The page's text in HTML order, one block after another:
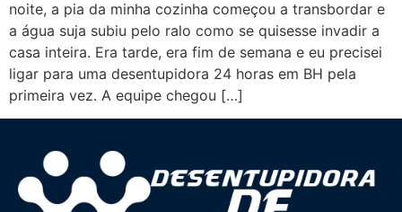
noite, a pia da minha cozinha começou a transbordar e
a água suja subiu pelo ralo como se quisesse invadir a
casa inteira. Era tarde, era fim de semana e eu precisei
ligar para uma desentupidora 24 horas em BH pela
primeira vez. A equipe chegou […]